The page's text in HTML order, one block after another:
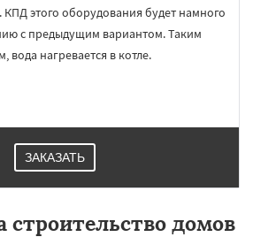
КПД этого оборудования будет намного
с предыдущим вариантом. Таким
вода нагревается в котле.
ЗАКАЗАТЬ
строительство домов